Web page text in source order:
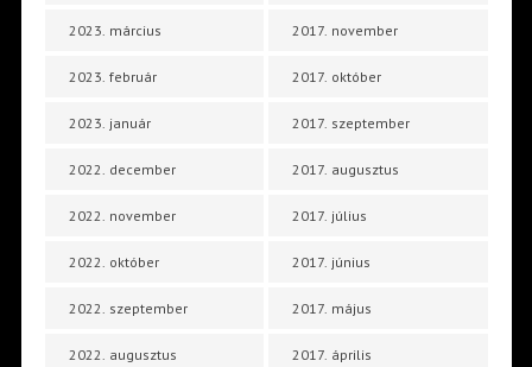
2023. március
2023. február
2023. január
2022. december
2022. november
2022. október
2022. szeptember
2022. augusztus
2017. november
2017. október
2017. szeptember
2017. augusztus
2017. július
2017. június
2017. május
2017. április